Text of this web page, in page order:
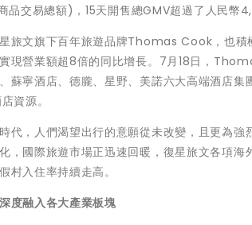
品交易總額)，15天開售總GMV超過了人民幣
旅文旗下百年旅遊品牌Thomas Cook，也
現營業額超8倍的同比增長。7月18日，
蘇寧酒店、德朧、星野、美諾六大高端酒店
資源。
時代，人們渴望出行的意願從未改變，且更為
，國際旅遊市場正迅速回暖，復星旅文各項
村入住率持續走高。
度融入各大產業板塊